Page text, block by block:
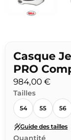
Casque
PRO
984,00 €
Tailles
54 55 56
Guide des tailles
Quantité